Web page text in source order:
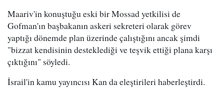
Maariv'in konuştuğu eski bir Mossad yetkilisi de
Gofman'ın başbakanın askeri sekreteri olarak görev
yaptığı dönemde plan üzerinde çalıştığını ancak şimdi
"bizzat kendisinin desteklediği ve teşvik ettiği plana karşı
çıktığını" söyledi.
İsrail'in kamu yayıncısı Kan da eleştirileri haberleştirdi.